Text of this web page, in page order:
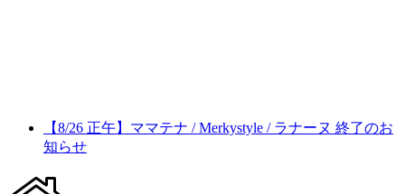
【8/26 正午】ママテナ / Merkystyle / ラナーヌ 終了のお
知らせ